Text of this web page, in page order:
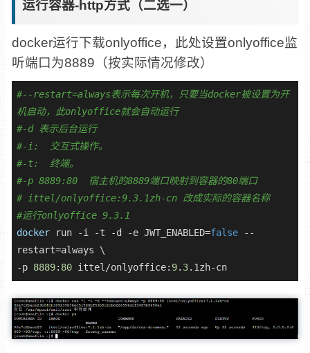
运行容器-http方式（二选一）
docker运行下载onlyoffice，此处设置onlyoffice监
听端口为8889（按实际情况修改）
#--restart=always表示每次开机，只要当docker被设置为开
机启动，此onlyoffice就会自动运行
#-d 表示后台运行
#-i:  交互式操作。
#-t:  终端。
#-p 8889:80  宿主机的8889端口映射到容器的80端口
# ittel/onlyoffice:9.3.1zh-cn 改成实际的容器名称
#运行onlyoffice 9.3.1
docker run -i -t -d -e JWT_ENABLED=false --
restart=always \
-p 8889: 80 ittel/onlyoffice: 9. 3.1zh-cn